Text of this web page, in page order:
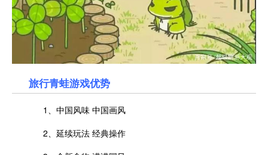
旅行青蛙游戏优势
1、中国风味 中国画风
2、延续玩法 经典操作